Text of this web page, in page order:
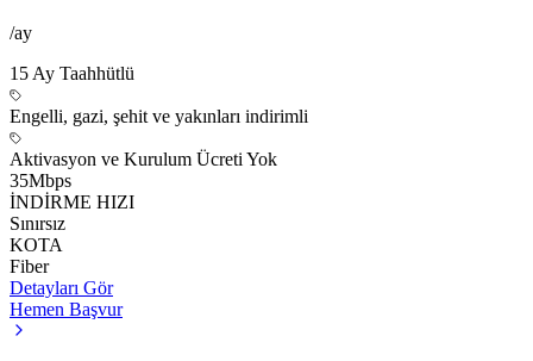
/ay
15 Ay Taahhütlü
Engelli, gazi, şehit ve yakınları indirimli
Aktivasyon ve Kurulum Ücreti Yok
35Mbps
İNDİRME HIZI
Sınırsız
KOTA
Fiber
Detayları Gör
Hemen Başvur